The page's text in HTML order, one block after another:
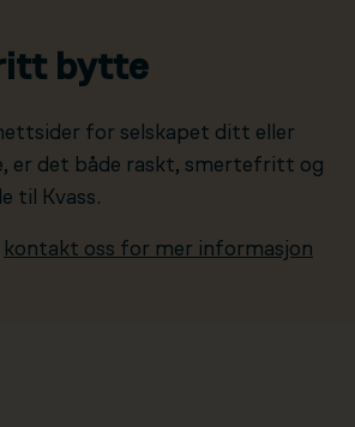
bytte
for selskapet ditt eller
er det både raskt, smertefritt og
til Kvass.
kontakt oss for mer informasjon